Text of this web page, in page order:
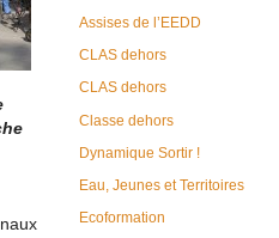
Assises de l’EEDD
CLAS dehors
CLAS dehors
Classe dehors
Dynamique Sortir !
Eau, Jeunes et Territoires
Ecoformation